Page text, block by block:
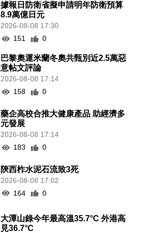
據報日防衛省擬申請明年防衛預算
8.9萬億日元
2026-08-08 17:30
151
0
巴黎奧運米蘭冬奧共甄別近2.5萬惡
意帖文評論
2026-08-08 17:14
158
0
藥企高校合推大健康產品 助經濟多
元發展
2026-08-08 17:14
183
0
陝西柞水泥石流致3死
2026-08-08 17:02
164
0
大潭山錄今年最高溫35.7°C 外港高
見36.7°C